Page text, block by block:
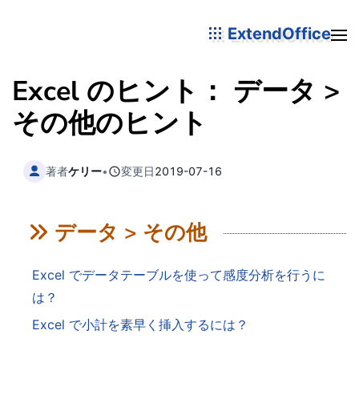
ExtendOffice
Excel のヒント： データ >
その他のヒント
著者ケリー• 変更日2019-07-16
データ > その他
Excel でデータテーブルを使って感度分析を行うに
は？
Excel で小計を素早く挿入するには？